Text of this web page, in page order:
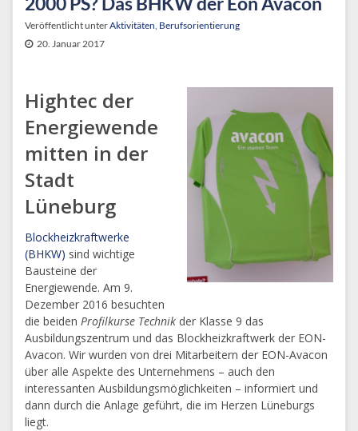
Veröffentlicht unterAktivitäten, Berufsorientierung
20. Januar 2017
Hightec der
Energiewende
mitten in der
Stadt
Lüneburg
Blockheizkraftwerke
(BHKW) sind wichtige
Bausteine der
Energiewende. Am 9.
Dezember 2016 besuchten
die beiden Profilkurse Technik der Klasse 9 das
Ausbildungszentrum und das Blockheizkraftwerk der EON-
Avacon. Wir wurden von drei Mitarbeitern der EON-Avacon
über alle Aspekte des Unternehmens – auch den
interessanten Ausbildungsmöglichkeiten – informiert und
dann durch die Anlage geführt, die im Herzen Lüneburgs
liegt.